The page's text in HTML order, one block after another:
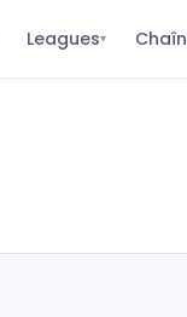
Leagues▾